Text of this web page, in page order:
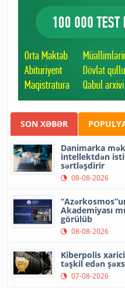
SON XƏBƏR
Danimarka
intellektdən
sərtləşdirir
08-08-2026
Akademiyası
görülüb
08-08-2026
Kiberpolis
təşkil edən
07-08-2026